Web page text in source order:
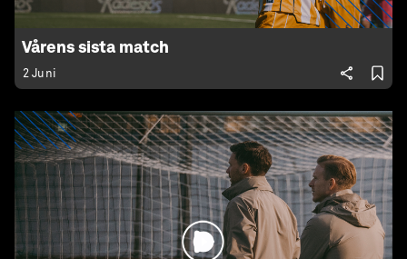
Vårens sista match
2 Juni